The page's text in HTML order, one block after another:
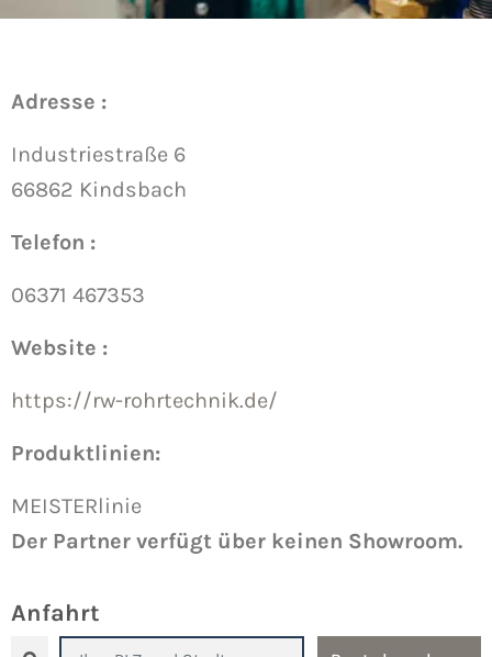
Adresse :
Industriestraße 6
66862 Kindsbach
Telefon :
06371 467353
Website :
https://rw-rohrtechnik.de/
Produktlinien:
MEISTERlinie
Der Partner verfügt über keinen Showroom.
Anfahrt